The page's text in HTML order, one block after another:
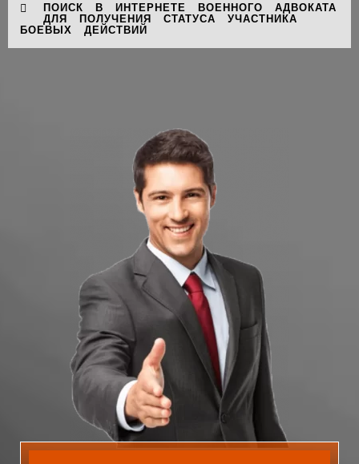
ПОИСК В ИНТЕРНЕТЕ ВОЕННОГО АДВОКАТА
ДЛЯ ПОЛУЧЕНИЯ СТАТУСА УЧАСТНИКА
БОЕВЫХ ДЕЙСТВИЙ